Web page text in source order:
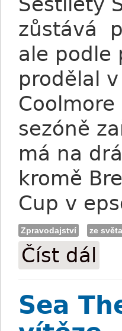
zůstává
ale podle
prodělal
sezóně
má na
kromě
Cup v
Zpravodajství ze světa
Číst dál
Sea